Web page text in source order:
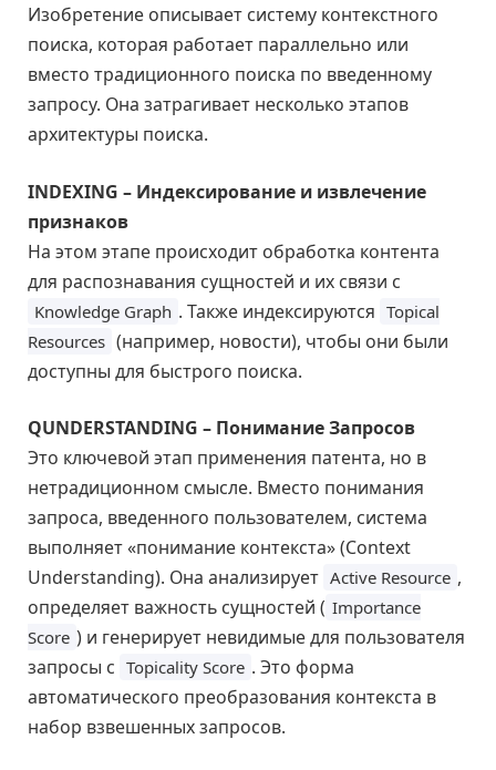
Изобретение описывает систему контекстного
поиска, которая работает параллельно или
вместо традиционного поиска по введенному
запросу. Она затрагивает несколько этапов
архитектуры поиска.
INDEXING – Индексирование и извлечение
признаков
На этом этапе происходит обработка контента
для распознавания сущностей и их связи с
Knowledge Graph . Также индексируются Topical
Resources (например, новости), чтобы они были
доступны для быстрого поиска.
QUNDERSTANDING – Понимание Запросов
Это ключевой этап применения патента, но в
нетрадиционном смысле. Вместо понимания
запроса, введенного пользователем, система
выполняет «понимание контекста» (Context
Understanding). Она анализирует Active Resource ,
определяет важность сущностей ( Importance
Score ) и генерирует невидимые для пользователя
запросы с Topicality Score . Это форма
автоматического преобразования контекста в
набор взвешенных запросов.